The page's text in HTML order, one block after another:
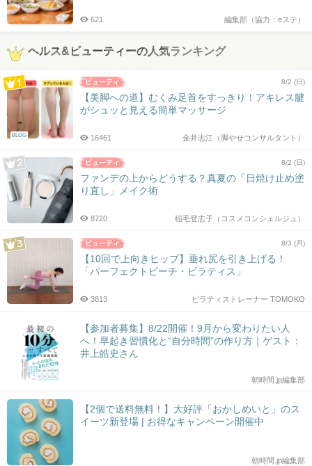
編集部（協力：eステ）
621
ヘルス&ビューティーの人気ランキング
BLOG
8/2 (日)
【美脚への道】むくみ足首をすっきり！アキレス腱
がシュッと見える簡単マッサージ
金井志江（脚やせコンサルタント）
16461
8/2 (日)
ファンデの上からどうする？真夏の「日焼け止め塗
り直し」メイク術
稲毛登志子（コスメコンシェルジュ）
8720
8/3 (月)
【10回で上向きヒップ】垂れ尻を引き上げる！
「パーフェクトピーチ・ピラティス」
ピラティストレーナー TOMOKO
3813
【参加者募集】8/22開催！9月から変わりたい人
へ！早起き習慣化と“自分時間”の作り方｜ゲスト：
井上皓史さん
朝時間.jp編集部
【2個で送料無料！】大好評「おかしめいと」のス
イーツ新登場 | お得なキャンペーン開催中
朝時間.jp編集部